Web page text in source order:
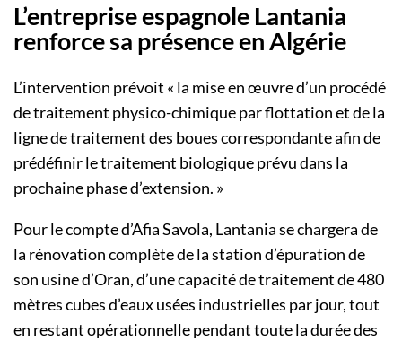
L’entreprise espagnole Lantania
renforce sa présence en Algérie
L’intervention prévoit « la mise en œuvre d’un procédé
de traitement physico-chimique par flottation et de la
ligne de traitement des boues correspondante afin de
prédéfinir le traitement biologique prévu dans la
prochaine phase d’extension. »
Pour le compte d’Afia Savola, Lantania se chargera de
la rénovation complète de la station d’épuration de
son usine d’Oran, d’une capacité de traitement de 480
mètres cubes d’eaux usées industrielles par jour, tout
en restant opérationnelle pendant toute la durée des